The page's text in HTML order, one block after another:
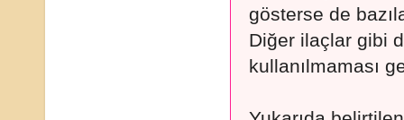
gösterse de
Diğer ilaçlar gibi
kullanılmaması